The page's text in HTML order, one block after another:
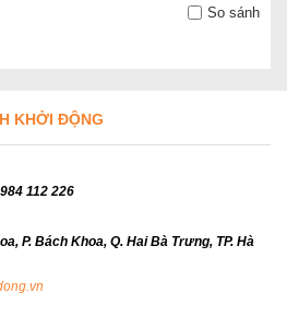
So sánh
KHỞI ĐỘNG
112 226
P. Bách Khoa, Q. Hai Bà Trưng, TP. Hà